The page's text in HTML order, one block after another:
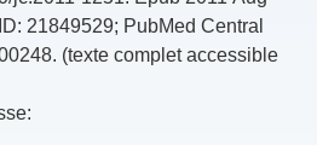
21849529; PubMed Central
(texte complet accessible